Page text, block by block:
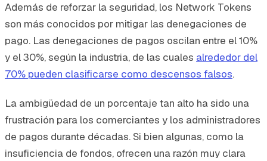
Además de reforzar la seguridad, los Network Tokens
son más conocidos por mitigar las denegaciones de
pago. Las denegaciones de pagos oscilan entre el 10%
y el 30%, según la industria, de las cuales alrededor del
70% pueden clasificarse como descensos falsos.
La ambigüedad de un porcentaje tan alto ha sido una
frustración para los comerciantes y los administradores
de pagos durante décadas. Si bien algunas, como la
insuficiencia de fondos, ofrecen una razón muy clara